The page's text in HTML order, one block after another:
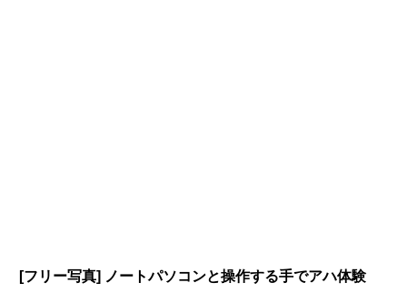
[フリー写真] ノートパソコンと操作する手でアハ体験